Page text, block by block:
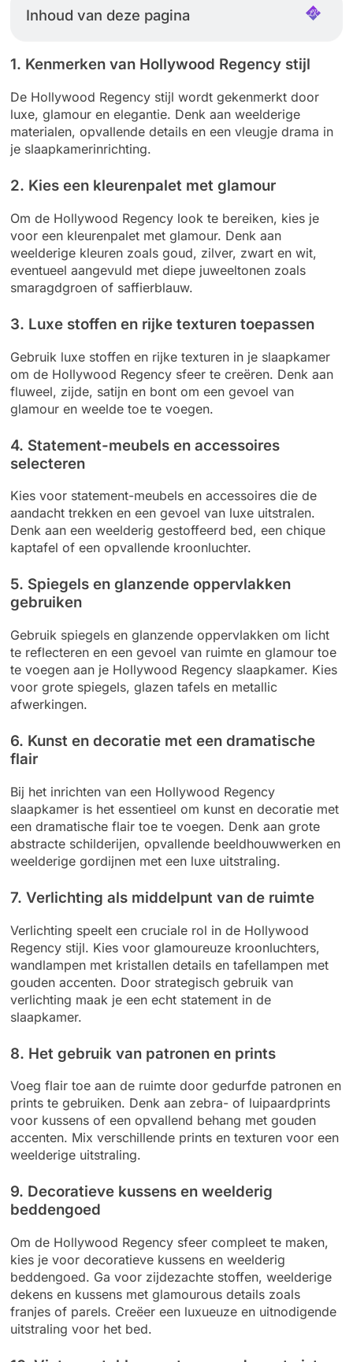
Inhoud van deze pagina
1. Kenmerken van Hollywood Regency stijl
De Hollywood Regency stijl wordt gekenmerkt door
luxe, glamour en elegantie. Denk aan weelderige
materialen, opvallende details en een vleugje drama in
je slaapkamerinrichting.
2. Kies een kleurenpalet met glamour
Om de Hollywood Regency look te bereiken, kies je
voor een kleurenpalet met glamour. Denk aan
weelderige kleuren zoals goud, zilver, zwart en wit,
eventueel aangevuld met diepe juweeltonen zoals
smaragdgroen of saffierblauw.
3. Luxe stoffen en rijke texturen toepassen
Gebruik luxe stoffen en rijke texturen in je slaapkamer
om de Hollywood Regency sfeer te creëren. Denk aan
fluweel, zijde, satijn en bont om een gevoel van
glamour en weelde toe te voegen.
4. Statement-meubels en accessoires
selecteren
Kies voor statement-meubels en accessoires die de
aandacht trekken en een gevoel van luxe uitstralen.
Denk aan een weelderig gestoffeerd bed, een chique
kaptafel of een opvallende kroonluchter.
5. Spiegels en glanzende oppervlakken
gebruiken
Gebruik spiegels en glanzende oppervlakken om licht
te reflecteren en een gevoel van ruimte en glamour toe
te voegen aan je Hollywood Regency slaapkamer. Kies
voor grote spiegels, glazen tafels en metallic
afwerkingen.
6. Kunst en decoratie met een dramatische
flair
Bij het inrichten van een Hollywood Regency
slaapkamer is het essentieel om kunst en decoratie met
een dramatische flair toe te voegen. Denk aan grote
abstracte schilderijen, opvallende beeldhouwwerken en
weelderige gordijnen met een luxe uitstraling.
7. Verlichting als middelpunt van de ruimte
Verlichting speelt een cruciale rol in de Hollywood
Regency stijl. Kies voor glamoureuze kroonluchters,
wandlampen met kristallen details en tafellampen met
gouden accenten. Door strategisch gebruik van
verlichting maak je een echt statement in de
slaapkamer.
8. Het gebruik van patronen en prints
Voeg flair toe aan de ruimte door gedurfde patronen en
prints te gebruiken. Denk aan zebra- of luipaardprints
voor kussens of een opvallend behang met gouden
accenten. Mix verschillende prints en texturen voor een
weelderige uitstraling.
9. Decoratieve kussens en weelderig
beddengoed
Om de Hollywood Regency sfeer compleet te maken,
kies je voor decoratieve kussens en weelderig
beddengoed. Ga voor zijdezachte stoffen, weelderige
dekens en kussens met glamourous details zoals
franjes of parels. Creëer een luxueuze en uitnodigende
uitstraling voor het bed.